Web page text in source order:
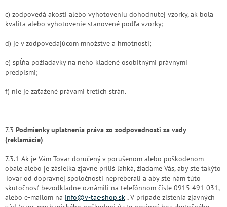
c) zodpovedá akosti alebo vyhotoveniu dohodnutej vzorky, ak bola
kvalita alebo vyhotovenie stanovené podľa vzorky;
d) je v zodpovedajúcom množstve a hmotnosti;
e) spĺňa požiadavky na neho kladené osobitnými právnymi
predpismi;
f) nie je zaťažené právami tretích strán.
7.3 Podmienky uplatnenia práva zo zodpovednosti za vady
(reklamácie)
7.3.1 Ak je Vám Tovar doručený v porušenom alebo poškodenom
obale alebo je zásielka zjavne príliš ľahká, žiadame Vás, aby ste takýto
Tovar od dopravnej spoločnosti nepreberali a aby ste nám túto
skutočnosť bezodkladne oznámili na telefónnom čísle 0915 491 031,
alebo e-mailom na info@v-tac-shop.sk .V prípade zistenia zjavných